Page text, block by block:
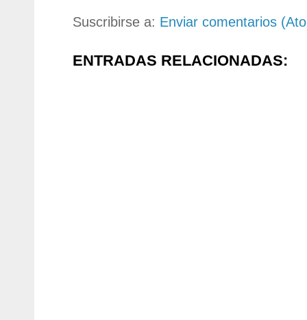
Suscribirse a: Enviar comentarios
ENTRADAS RELACIONADAS: